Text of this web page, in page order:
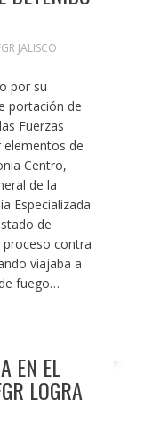
JALISCO
por su
portación de
Fuerzas
elementos de
Centro,
de la
Especializada
de
proceso contra
viajaba a
fuego…
EN EL
LOGRA